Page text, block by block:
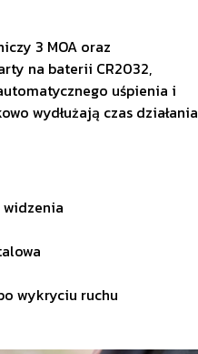
3 MOA oraz
na baterii CR2032,
uśpienia i
wydłużają czas działania
wykryciu ruchu